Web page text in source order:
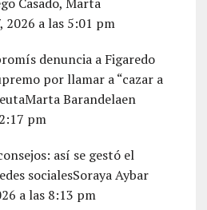
2026 a las 5:01 pm
denuncia a Figaredo
por llamar a “cazar a
Barandelaen
pm
así se gestó el
socialesSoraya Aybar
a las 8:13 pm